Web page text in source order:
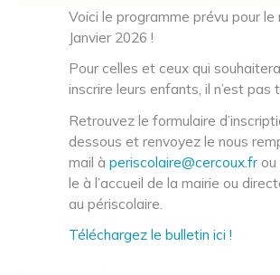
Voici le programme prévu pour le
Janvier 2026 !
Pour celles et ceux qui
inscrire leurs enfants, il n’est pas
Retrouvez le formulaire
dessous et renvoyez le nous
mail à periscolaire@cercoux.fr
le à l’accueil de la mairie ou
au périscolaire.
Téléchargez le bulletin ici !